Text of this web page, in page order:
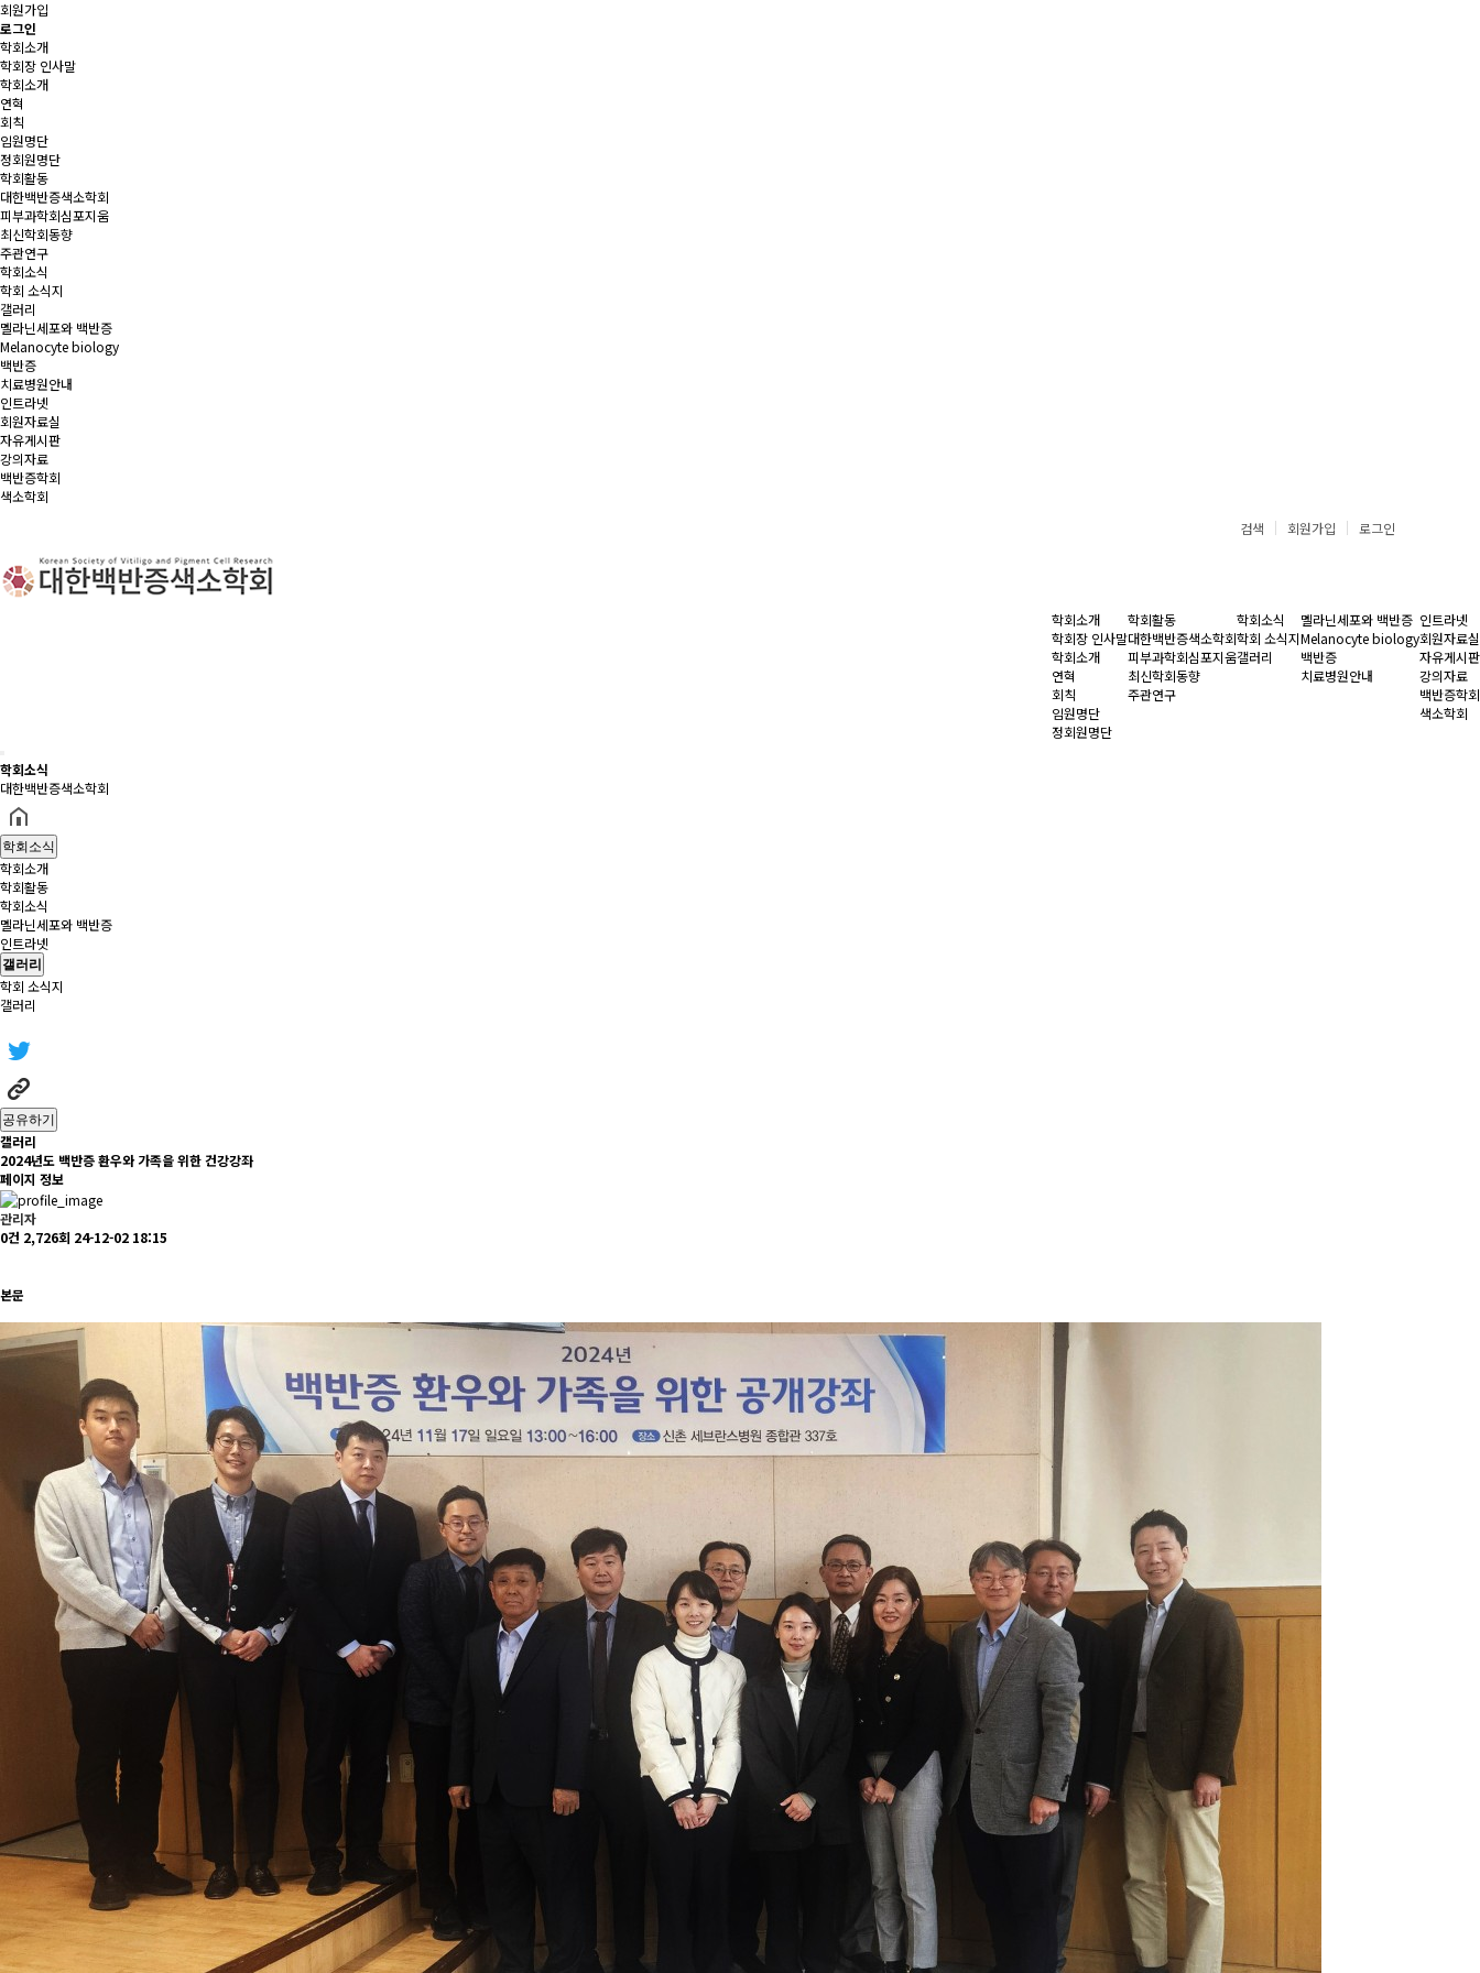
회원가입
로그인
학회소개
학회장 인사말
학회소개
연혁
회칙
임원명단
정회원명단
학회활동
대한백반증색소학회
피부과학회심포지움
최신학회동향
주관연구
학회소식
학회 소식지
갤러리
멜라닌세포와 백반증
Melanocyte biology
백반증
치료병원안내
인트라넷
회원자료실
자유게시판
강의자료
백반증학회
색소학회
검색
회원가입 로그인
학회소개
학회장 인사말
학회소개
연혁
회칙
임원명단
정회원명단
학회활동
대한백반증색소학회
피부과학회심포지움
최신학회동향
주관연구
학회소식
학회 소식지
갤러리
멜라닌세포와 백반증
Melanocyte biology
백반증
치료병원안내
인트라넷
회원자료실
자유게시판
강의자료
백반증학회
색소학회
학회소식
대한백반증색소학회
학회소식
학회소개
학회활동
학회소식
멜라닌세포와 백반증
인트라넷
갤러리
학회 소식지
갤러리
공유하기
갤러리
2024년도 백반증 환우와 가족을 위한 건강강좌
페이지 정보
관리자
0건 2,726회 24-12-02 18:15
본문